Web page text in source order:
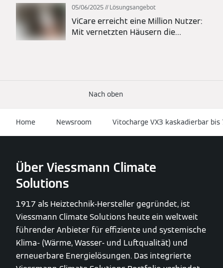
05/06/2025 Lösungsangebot
ViCare erreicht eine Million Nutzer:
Mit vernetzten Häusern die
Nach oben
Home Newsroom Vitocharge VX3 kaskadierbar bis
Über Viessmann Climate
Solutions
1917 als Heiztechnik-Hersteller gegründet, ist
Viessmann Climate Solutions heute ein weltweit
führender Anbieter für effiziente und systemische
Klima- (Wärme, Wasser- und Luftqualität) und
erneuerbare Energielösungen. Das integrierte